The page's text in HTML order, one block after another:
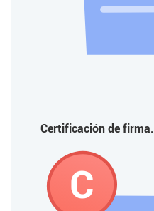
Certificación de firma.
C